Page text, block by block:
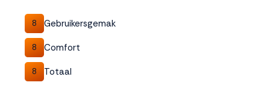
8 Gebruikersgemak
8 Comfort
8 Totaal